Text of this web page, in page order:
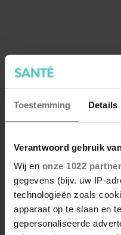
Toestemming Details
Verantwoord gebruik
Wij en onze 1022
gegevens (bijv. uw IP-
technologieën zoals
apparaat op te slaan en
gepersonaliseerde